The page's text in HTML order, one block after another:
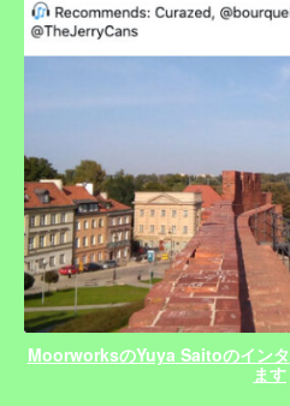
MoorworksのYuya Saitoのイン
ます